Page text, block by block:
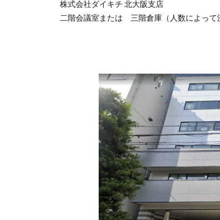
株式会社ダイキチ 北大阪支店
二階会議室または 三階倉庫（人数によって